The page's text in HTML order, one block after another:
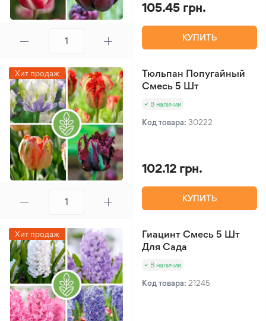
105.45 грн.
КУПИТЬ
Хит продаж
Тюльпан Попугайный
Смесь 5 Шт
В наличии
Код товара: 30222
102.12 грн.
КУПИТЬ
Хит продаж
Гиацинт Смесь 5 Шт
Для Сада
В наличии
Код товара: 21245